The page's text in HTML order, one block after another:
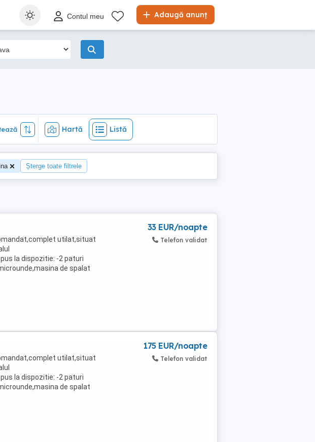
Adaugă anunț
Contul meu
Hartă Listă
Hartă Listă
Șterge toate filtrele
utilat,situat
la dispozitie: -2 paturi
de spalat
, -wi-fi, -aspirator, -
33 EUR/noapte
Telefon validat
utilat,situat
la dispozitie: -2 paturi
de spalat
, -wi-fi, -aspirator, -
175 EUR/noapte
Telefon validat